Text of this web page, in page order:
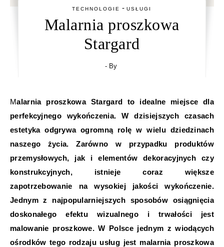
TECHNOLOGIE -USŁUGI
Malarnia proszkowa
Stargard
- By
Malarnia proszkowa Stargard to idealne miejsce dla
perfekcyjnego wykończenia. W dzisiejszych czasach
estetyka odgrywa ogromną rolę w wielu dziedzinach
naszego życia. Zarówno w przypadku produktów
przemysłowych, jak i elementów dekoracyjnych czy
konstrukcyjnych, istnieje coraz większe
zapotrzebowanie na wysokiej jakości wykończenie.
Jednym z najpopularniejszych sposobów osiągnięcia
doskonałego efektu wizualnego i trwałości jest
malowanie proszkowe. W Polsce jednym z wiodących
ośrodków tego rodzaju usług jest malarnia proszkowa